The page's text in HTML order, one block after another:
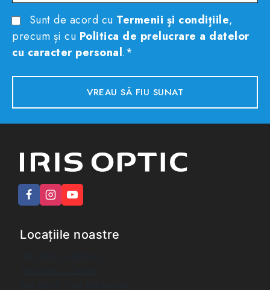
Sunt de acord cu Termenii și condițiile,
precum și cu Politica de prelucrare a datelor
cu caracter personal.*
Locațiile noastre